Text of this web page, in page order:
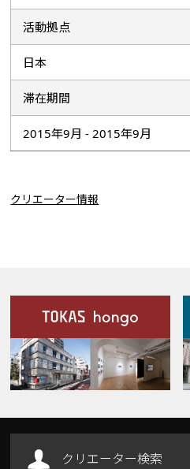
活動拠点
日本
滞在期間
2015年9月 - 2015年9月
クリエーター情報
施設案内
Our Facilities
クリエーター検索